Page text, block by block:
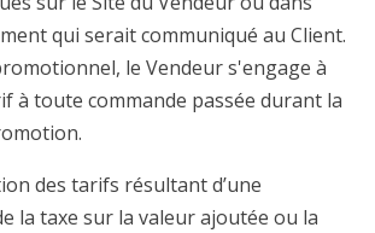
qui serait communiqué au Client.
le Vendeur s'engage à
à toute commande passée durant la
des tarifs résultant d’une
la taxe sur la valeur ajoutée ou la